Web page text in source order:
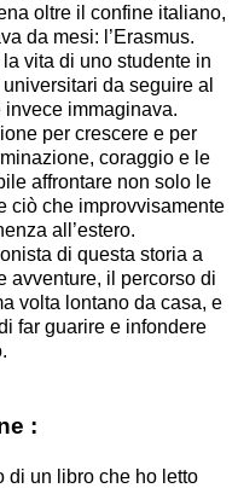
oltre il confine italiano,
da mesi: l’Erasmus.
vita di uno studente in
da seguire al
invece immaginava.
per crescere e per
coraggio e le
affrontare non solo le
ciò che improvvisamente
all’estero.
di questa storia a
avventure, il percorso di
volta lontano da casa, e
far guarire e infondere
:
di un libro che ho letto